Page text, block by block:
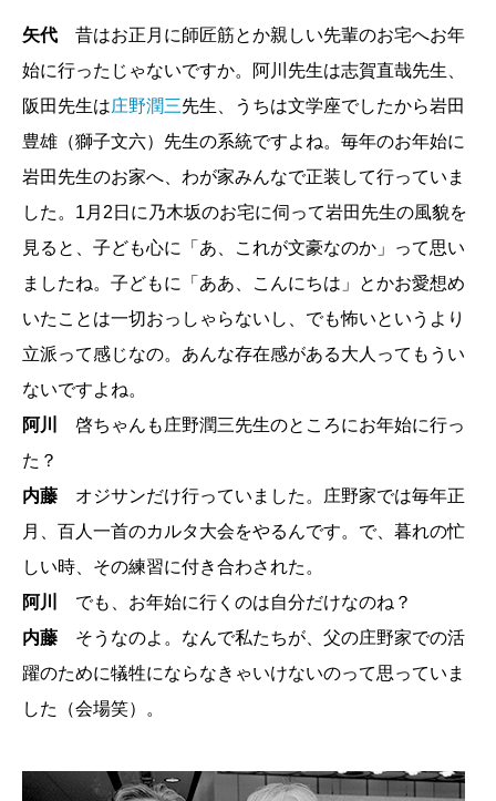
矢代 昔はお正月に師匠筋とか親しい先輩のお宅へお年
始に行ったじゃないですか。阿川先生は志賀直哉先生、
阪田先生は庄野潤三先生、うちは文学座でしたから岩田
豊雄（獅子文六）先生の系統ですよね。毎年のお年始に
岩田先生のお家へ、わが家みんなで正装して行っていま
した。1月2日に乃木坂のお宅に伺って岩田先生の風貌を
見ると、子ども心に「あ、これが文豪なのか」って思い
ましたね。子どもに「ああ、こんにちは」とかお愛想め
いたことは一切おっしゃらないし、でも怖いというより
立派って感じなの。あんな存在感がある大人ってもうい
ないですよね。
阿川
啓ちゃんも庄野潤三先生のところにお年始に行っ
た？
内藤 オジサンだけ行っていました。庄野家では毎年正
月、百人一首のカルタ大会をやるんです。で、暮れの忙
しい時、その練習に付き合わされた。
阿川
でも、お年始に行くのは自分だけなのね？
内藤 そうなのよ。なんで私たちが、父の庄野家での活
躍のために犠牲にならなきゃいけないのって思っていま
した（会場笑）。